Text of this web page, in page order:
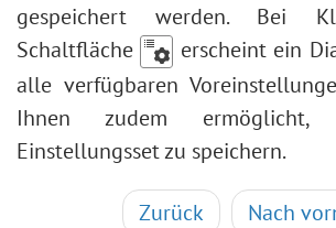
gespeichert werden. Bei
Schaltfläche
erscheint ein
alle verfügbaren
Ihnen zudem
Einstellungsset zu speichern.
Zurück Nach